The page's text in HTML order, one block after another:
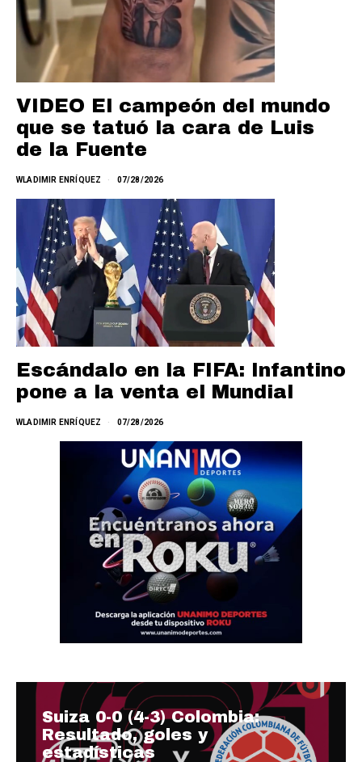
VIDEO El campeón del mundo
que se tatuó la cara de Luis
de la Fuente
WLADIMIR ENRÍQUEZ 07/28/2026
Escándalo en la FIFA: Infantino
pone a la venta el Mundial
WLADIMIR ENRÍQUEZ 07/28/2026
Suiza 0-0 (4-3) Colombia:
Resultado, goles y
estadísticas